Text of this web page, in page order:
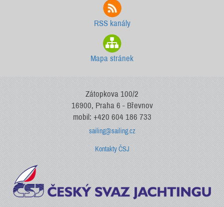
RSS kanály
Mapa stránek
Zátopkova 100/2
16900, Praha 6 - Břevnov
mobil: +420 604 186 733
sailing@sailing.cz
Kontakty ČSJ